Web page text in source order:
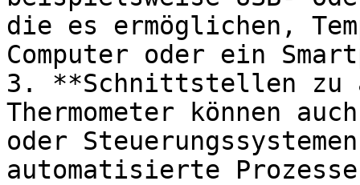
die es ermöglichen,
Computer oder ein
3. **Schnittstellen zu
Thermometer können
oder
automatisierte